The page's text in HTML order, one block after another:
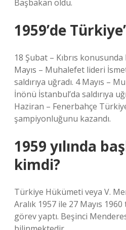
Başbakan oldu.
1959’de
18 Şubat – Kıbrıs konusunda
Mayıs – Muhalefet lideri
saldırıya uğradı. 4 Mayıs –
İnönü İstanbul’da saldırıya
Haziran – Fenerbahçe
şampiyonluğunu kazandı.
1959 yılında
kimdi?
Türkiye Hükümeti veya V.
Aralık 1957 ile 27 Mayıs
görev yaptı. Beşinci